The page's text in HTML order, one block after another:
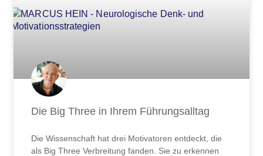
Die Big Three in Ihrem Führungsalltag
Die Wissenschaft hat drei Motivatoren entdeckt, die
als Big Three Verbreitung fanden. Sie zu erkennen